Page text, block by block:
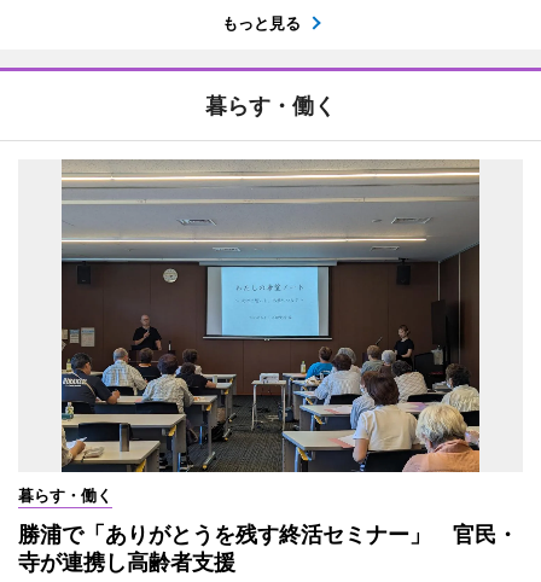
もっと見る
暮らす・働く
暮らす・働く
勝浦で「ありがとうを残す終活セミナー」 官民・
寺が連携し高齢者支援